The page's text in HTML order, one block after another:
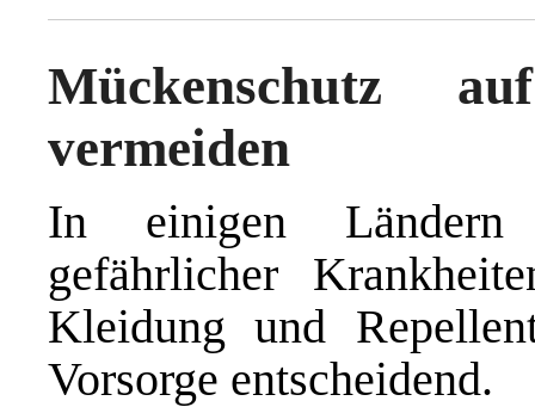
Mückenschutz
vermeiden
In einigen Ländern
gefährlicher
Kleidung und
Vorsorge entscheidend.